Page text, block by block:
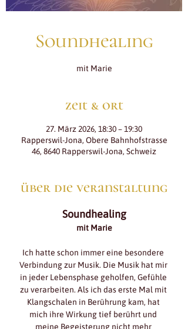
Soundhealing
mit Marie
zeit & ort
27. März 2026, 18:30 – 19:30
Rapperswil-Jona, Obere Bahnhofstrasse
46, 8640 Rapperswil-Jona, Schweiz
über die veranstaltung
Soundhealing
mit Marie
Ich hatte schon immer eine besondere
Verbindung zur Musik. Die Musik hat mir
in jeder Lebensphase geholfen, Gefühle
zu verarbeiten. Als ich das erste Mal mit
Klangschalen in Berührung kam, hat
mich ihre Wirkung tief berührt und
meine Begeisterung nicht mehr